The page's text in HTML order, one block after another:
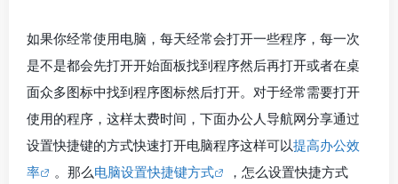
如果你经常使用电脑，每天经常会打开一些程序，每一次
是不是都会先打开开始面板找到程序然后再打开或者在桌
面众多图标中找到程序图标然后打开。对于经常需要打开
使用的程序，这样太费时间，下面办公人导航网分享通过
设置快捷键的方式快速打开电脑程序这样可以提高办公效
率
。那么电脑设置快捷键方式
，怎么设置快捷方式